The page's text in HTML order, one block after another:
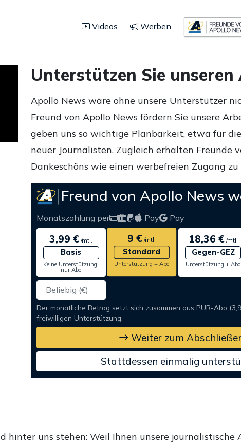
Videos Werben
Unterstützen Sie unseren
Apollo News wäre ohne unsere Unterstützer
Freund von Apollo News fördern Sie unsere
geben uns so wichtige Planbarkeit, etwa für
neuer Journalisten. Zugleich erhalten Freunde
Dankeschöns wie einen werbefreien Zugang zu
Freund von Apollo News
Monatszahlung per Pay Pay
3,99 € /mtl.
Basis
Keine Unterstützung,
nur Abo
9 € /mtl.
Standard
Unterstützung + Abo
18,36 €/mtl.
Gegen-GEZ
Unterstützung + Abo
Der monatliche Betrag setzt sich zusammen aus PUR-Abo
freiwilligen Unterstützung.
Weiter zum
Stattdessen einmalig
hinter uns stehen: Weil Ihnen unsere